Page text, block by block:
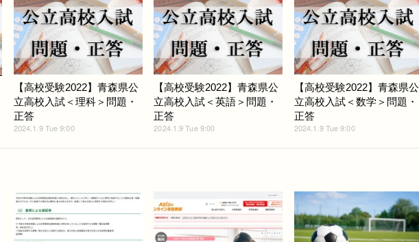
【高校受験2022】青森県公
立高校入試＜理科＞問題・
正答
2024.1.9 Tue 9:00
【高校受験2022】青森県公
立高校入試＜英語＞問題・
正答
2024.1.9 Tue 9:00
【高校受験2022】青森県公
立高校入試＜数学＞問題・
正答
2024.1.9 Tue 9:00